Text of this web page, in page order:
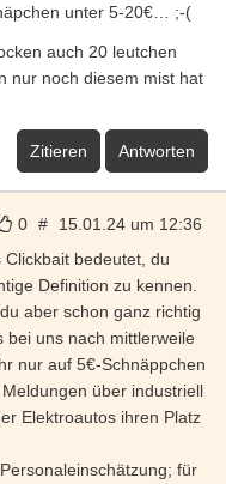
unter 5-20€… ;-(
auch 20 leutchen
nur noch diesem mist hat
Zitieren Antworten
0 # 15.01.24 um 12:36
bedeutet, du
Definition zu kennen.
aber schon ganz richtig
bei uns nach mittlerweile
nur auf 5€-Schnäppchen
über industriell
Elektroautos ihren Platz
für